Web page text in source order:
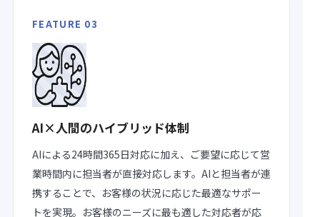
FEATURE 03
AI×人間のハイブリッド体制
AIによる24時間365日対応に加え、ご要望に応じて営
業時間内に担当者が直接対応します。AIと担当者が連
携することで、お客様の状況に応じた最適なサポー
トを実現。お客様のニーズに最も適した対応者が応